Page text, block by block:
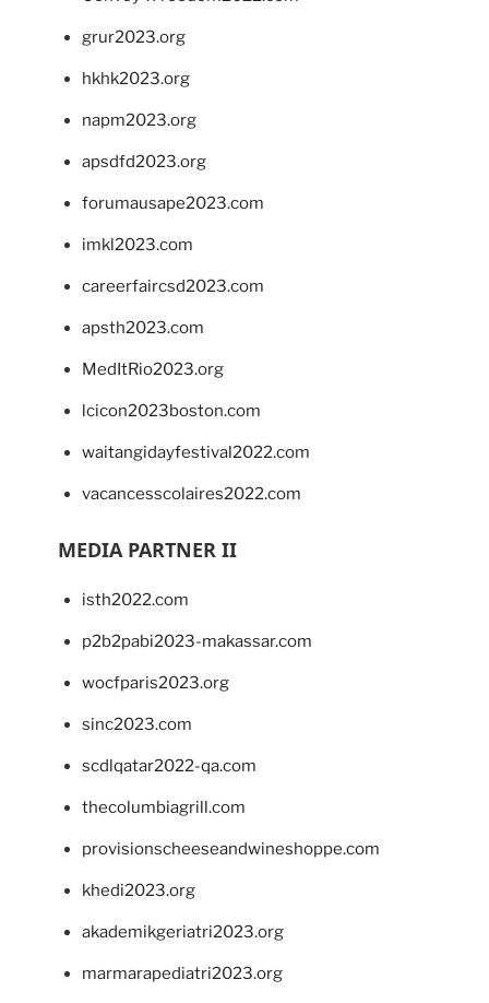
grur2023.org
hkhk2023.org
napm2023.org
apsdfd2023.org
forumausape2023.com
imkl2023.com
careerfaircsd2023.com
apsth2023.com
MedItRio2023.org
lcicon2023boston.com
waitangidayfestival2022.com
vacancesscolaires2022.com
MEDIA PARTNER II
isth2022.com
p2b2pabi2023-makassar.com
wocfparis2023.org
sinc2023.com
scdlqatar2022-qa.com
thecolumbiagrill.com
provisionscheeseandwineshoppe.com
khedi2023.org
akademikgeriatri2023.org
marmarapediatri2023.org